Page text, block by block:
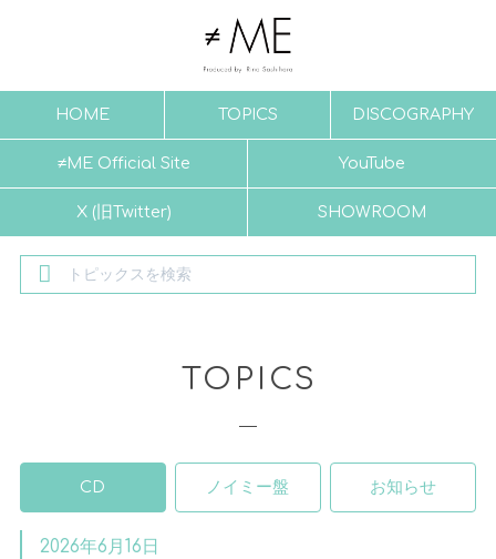
HOME TOPICS DISCOGRAPHY
≠ME Official Site YouTube
X (旧Twitter) SHOWROOM
TOPICS
CD ノイミー盤 お知らせ
2026年6月16日